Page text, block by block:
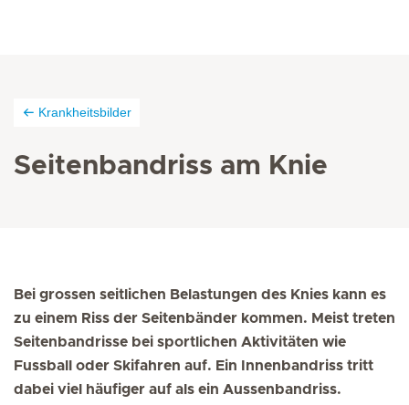
Krankheitsbilder
Seitenbandriss am Knie
Bei grossen seitlichen Belastungen des Knies kann es
zu einem Riss der Seitenbänder kommen. Meist treten
Seitenbandrisse bei sportlichen Aktivitäten wie
Fussball oder Skifahren auf. Ein Innenbandriss tritt
dabei viel häufiger auf als ein Aussenbandriss.